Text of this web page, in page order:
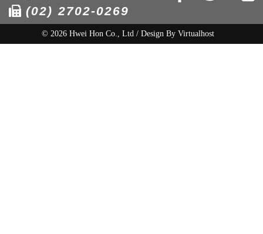
(02) 2702-0269
© 2026 Hwei Hon Co., Ltd / Design By Virtualhost